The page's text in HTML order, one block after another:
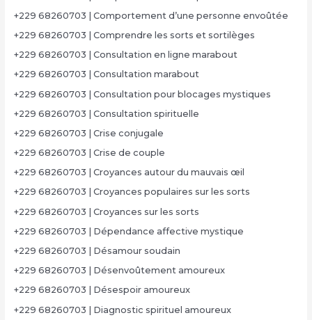
+229 68260703 | Comportement d’une personne envoûtée
+229 68260703 | Comprendre les sorts et sortilèges
+229 68260703 | Consultation en ligne marabout
+229 68260703 | Consultation marabout
+229 68260703 | Consultation pour blocages mystiques
+229 68260703 | Consultation spirituelle
+229 68260703 | Crise conjugale
+229 68260703 | Crise de couple
+229 68260703 | Croyances autour du mauvais œil
+229 68260703 | Croyances populaires sur les sorts
+229 68260703 | Croyances sur les sorts
+229 68260703 | Dépendance affective mystique
+229 68260703 | Désamour soudain
+229 68260703 | Désenvoûtement amoureux
+229 68260703 | Désespoir amoureux
+229 68260703 | Diagnostic spirituel amoureux